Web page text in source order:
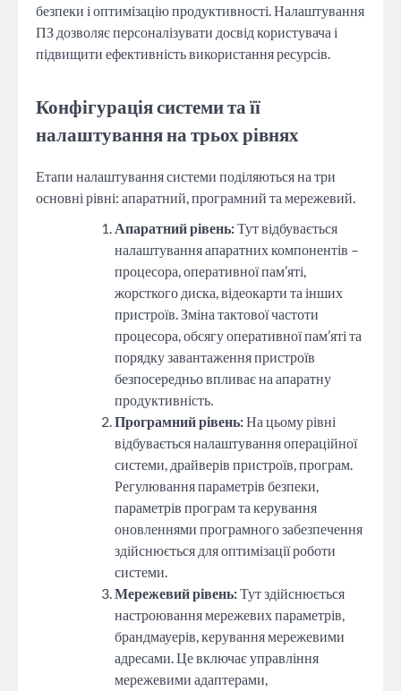
безпеки і оптимізацію продуктивності. Налаштування
ПЗ дозволяє персоналізувати досвід користувача і
підвищити ефективність використання ресурсів.
Конфігурація системи та її
налаштування на трьох рівнях
Етапи налаштування системи поділяються на три
основні рівні: апаратний, програмний та мережевий.
Апаратний рівень:Тут відбувається
налаштування апаратних компонентів –
процесора, оперативної пам’яті,
жорсткого диска, відеокарти та інших
пристроїв. Зміна тактової частоти
процесора, обсягу оперативної пам’яті та
порядку завантаження пристроїв
безпосередньо впливає на апаратну
продуктивність.
Програмний рівень:На цьому рівні
відбувається налаштування операційної
системи, драйверів пристроїв, програм.
Регулювання параметрів безпеки,
параметрів програм та керування
оновленнями програмного забезпечення
здійснюється для оптимізації роботи
системи.
Мережевий рівень:Тут здійснюється
настроювання мережевих параметрів,
брандмауерів, керування мережевими
адресами. Це включає управління
мережевими адаптерами,